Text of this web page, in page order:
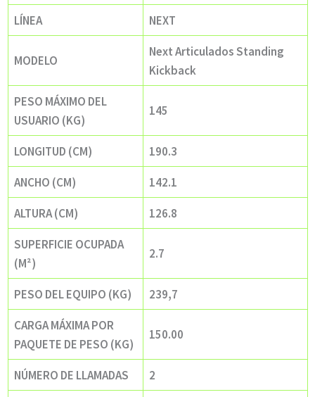
LÍNEA
NEXT
MODELO
Next Articulados Standing
Kickback
PESO MÁXIMO DEL
USUARIO (KG)
145
LONGITUD (CM)
190.3
ANCHO (CM)
142.1
ALTURA (CM)
126.8
SUPERFICIE OCUPADA
(M²)
2.7
PESO DEL EQUIPO (KG)
239,7
CARGA MÁXIMA POR
PAQUETE DE PESO (KG)
150.00
NÚMERO DE LLAMADAS
2